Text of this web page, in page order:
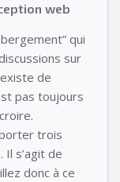
web
qui
sur
de
pas toujours
trois
s’agit de
donc à ce